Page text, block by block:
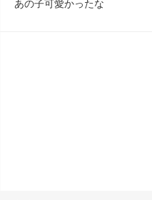
あの子可愛かったな